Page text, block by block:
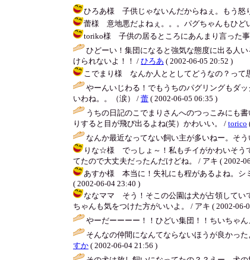
ひろあ様 子供じゃないんだからねぇ。もう怒
蕾様 意地悪だよねぇ。。。パグちゃんもひど
toriko様 子供の居るところにあんまり言った事
ひどーい！集団になると強気な態度に出る人
けられないよ！！ / ひろあ ( 2002-06-05 20:52 )
こでまり様 なんか人ととしてどうなの？って
やーんいじわる！でもうちのパグリングもダ
いわね。。（涙） / 蕾 ( 2002-06-05 06:35 )
うちの日記のこでまりさんへのつっこみにも
りすると目が飛び出るよね(笑）かわいい。 / torico
なんか最近なってない飼い主が多いねー。そ
りな☆様 でっしょ～！私もチイがかわいそう
てたので大丈夫だったんだけどね。 / アキ ( 2002-
あすか様 本当に！失礼にも程があるよね。シ
( 2002-06-04 23:40 )
ななママ そう！そこの公園は犬が占領してい
ちゃんも気をつけた方がいいよ。 / アキ ( 2002-06-
やーだーーーー！！ひどい集団！！ちいちゃ
そんなの仲間になんてならないほうが良かっ
すか ( 2002-06-04 21:56 )